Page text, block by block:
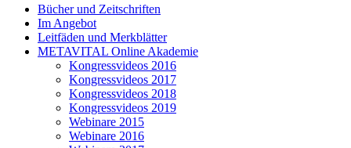
Bücher und Zeitschriften
Im Angebot
Leitfäden und Merkblätter
METAVITAL Online Akademie
Kongressvideos 2016
Kongressvideos 2017
Kongressvideos 2018
Kongressvideos 2019
Webinare 2015
Webinare 2016